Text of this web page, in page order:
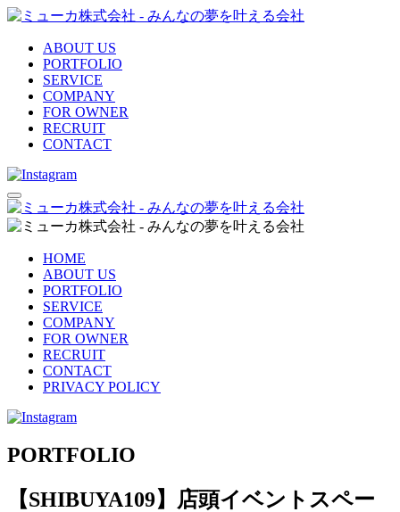
ABOUT US
PORTFOLIO
SERVICE
COMPANY
FOR OWNER
RECRUIT
CONTACT
HOME
ABOUT US
PORTFOLIO
SERVICE
COMPANY
FOR OWNER
RECRUIT
CONTACT
PRIVACY POLICY
PORTFOLIO
【SHIBUYA109】店頭イベントスペー